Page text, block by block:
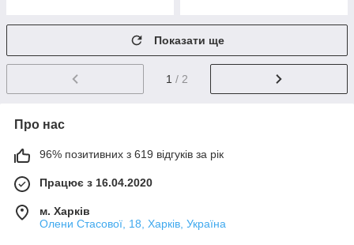
Показати ще
1 / 2
Про нас
96% позитивних з 619 відгуків за рік
Працює з 16.04.2020
м. Харків
Олени Стасової, 18, Харків, Україна